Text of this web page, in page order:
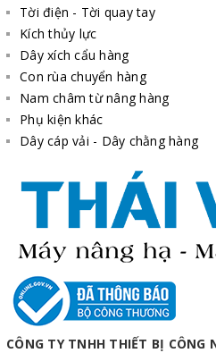
Tời điện - Tời quay tay
Kích thủy lực
Dây xích cẩu hàng
Con rùa chuyển hàng
Nam châm từ nâng hàng
Phụ kiện khác
Dây cáp vải - Dây chằng hàng
CÔNG TY TNHH THIẾT BỊ CÔNG